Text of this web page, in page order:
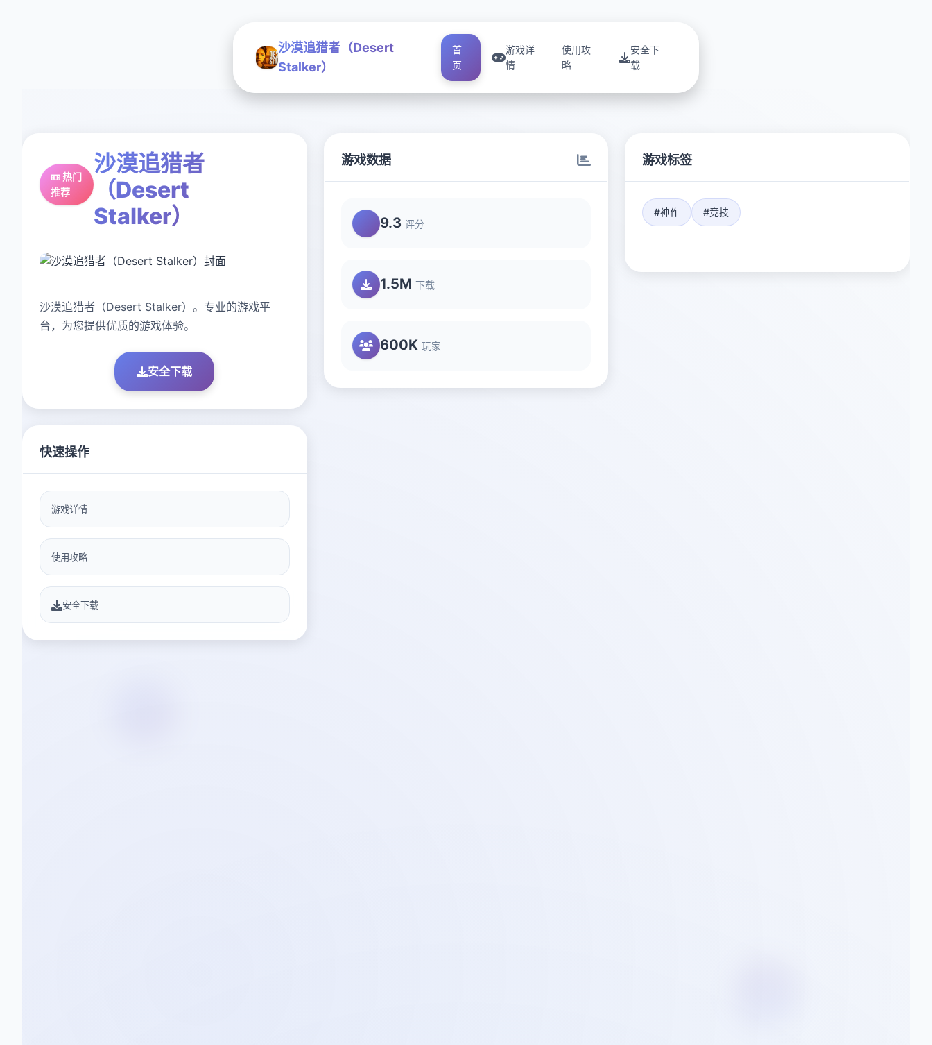
沙漠追猎者（Desert
Stalker）
首
页
游戏详
情
使用攻
略
安全下
载
📼 热门
推荐
沙漠追猎者
（Desert
Stalker）
沙漠追猎者（Desert Stalker）。专业的游戏平
台，为您提供优质的游戏体验。
安全下载
游戏数据
9.3 评分
1.5M 下载
600K 玩家
游戏标签
#神作 #竞技
快速操作
游戏详情
使用攻略
安全下载